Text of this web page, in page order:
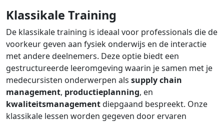
Klassikale Training
De klassikale training is ideaal voor professionals die de
voorkeur geven aan fysiek onderwijs en de interactie
met andere deelnemers. Deze optie biedt een
gestructureerde leeromgeving waarin je samen met je
medecursisten onderwerpen als supply chain
management, productieplanning, en
kwaliteitsmanagementdiepgaand bespreekt. Onze
klassikale lessen worden gegeven door ervaren